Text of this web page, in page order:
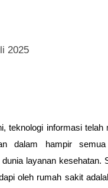
2025
teknologi informasi telah
dalam hampir
layanan kesehatan.
oleh rumah sakit